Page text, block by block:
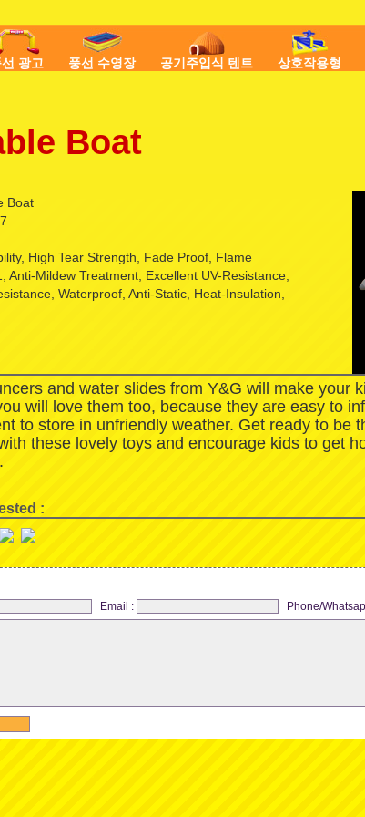
선 광고 풍선 수영장 공기주입식 텐트 상호작용형
Boat
Boat
High Tear Strength, Fade Proof, Flame
Anti-Mildew Treatment, Excellent UV-Resistance,
Waterproof, Anti-Static, Heat-Insulation,
and water slides from Y&G will make your
will love them too, because they are easy to
to store in unfriendly weather. Get ready to be
these lovely toys and encourage kids to get
:
Email : Phone/